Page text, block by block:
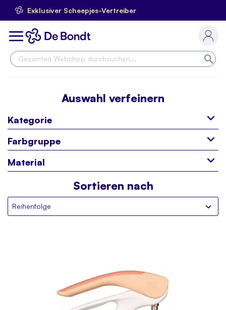
Exklusiver Scheepjes-Vertreiber
Skip
to
ContentToggle
Auswahl verfeinern
Kategorie
Farbgruppe
Material
Sortieren nach